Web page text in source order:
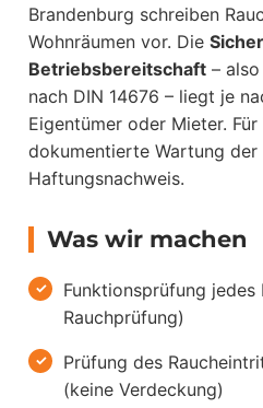
Brandenburg schreiben
Wohnräumen vor. Die
Betriebsbereitschaft –
nach DIN 14676 – liegt je
Eigentümer oder Mieter.
dokumentierte Wartung der
Haftungsnachweis.
Was wir machen
Funktionsprüfung jedes
Rauchprüfung)
Prüfung des
(keine Verdeckung)